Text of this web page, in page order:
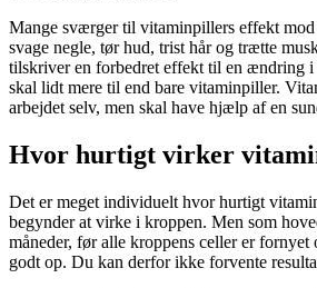
Mange sværger til vitaminpillers effekt mod
svage negle, tør hud, trist hår og trætte
tilskriver en forbedret effekt til en ændring i
skal lidt mere til end bare vitaminpiller.
arbejdet selv, men skal have hjælp af en
Hvor hurtigt virker
Det er meget individuelt hvor hurtigt
begynder at virke i kroppen. Men som
måneder, før alle kroppens celler er
godt op. Du kan derfor ikke forvente